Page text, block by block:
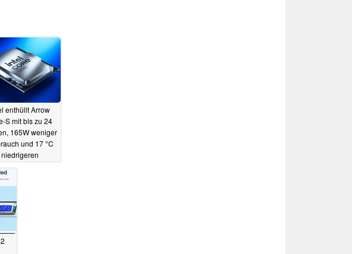
enthüllt Arrow
S mit bis zu 24
165W weniger
und 17 °C
niedrigeren